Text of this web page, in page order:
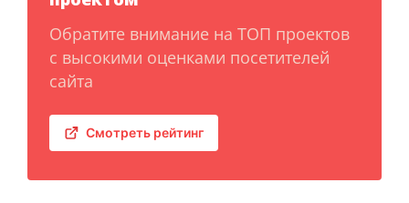
Обратите внимание на ТОП проектов
с высокими оценками посетителей
сайта
Смотреть рейтинг